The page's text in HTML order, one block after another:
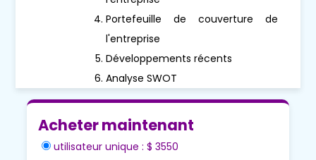
Portefeuille de couverture de
l'entreprise
Développements récents
Analyse SWOT
Acheter maintenant
utilisateur unique : $ 3550